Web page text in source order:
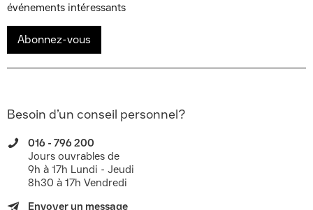
événements intéressants
Abonnez-vous
Besoin d’un conseil personnel?
016 - 796 200
Jours ouvrables de
9h à 17h Lundi - Jeudi
8h30 à 17h Vendredi
Envoyer un message